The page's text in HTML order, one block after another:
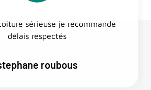
sérieuse je recommande
délais respectés
roubous